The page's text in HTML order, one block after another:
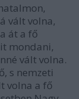
vált volna,
át a fő
mondani,
vált volna.
s nemzeti
volna a fő